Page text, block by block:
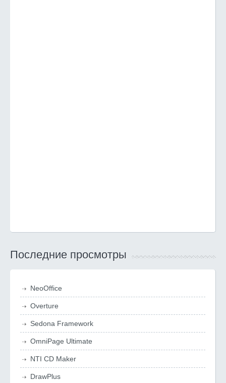
Последние просмотры
NeoOffice
Overture
Sedona Framework
OmniPage Ultimate
NTI CD Maker
DrawPlus